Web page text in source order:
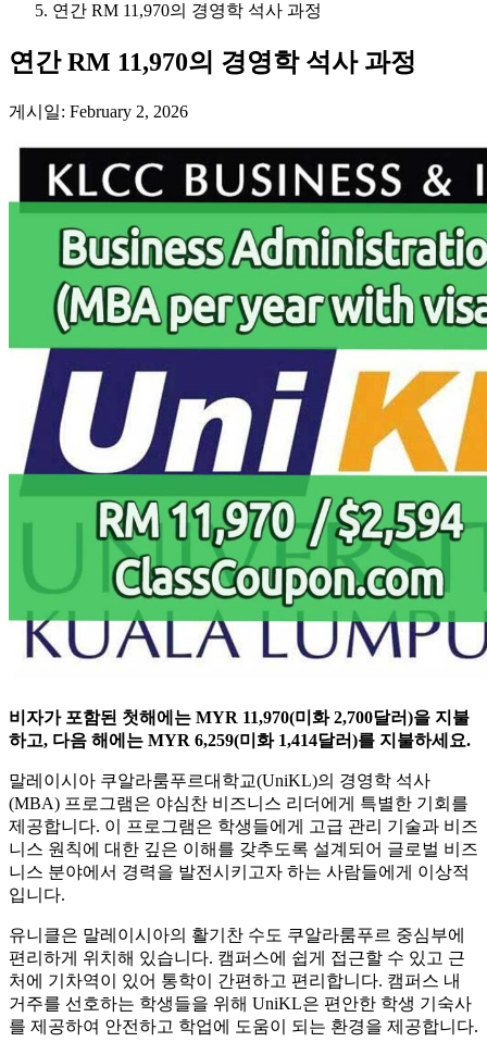
연간 RM 11,970의 경영학 석사 과정
연간 RM 11,970의 경영학 석사 과정
게시일: February 2, 2026
비자가 포함된 첫해에는 MYR 11,970(미화 2,700달러)을 지불
하고, 다음 해에는 MYR 6,259(미화 1,414달러)를 지불하세요.
말레이시아 쿠알라룸푸르대학교(UniKL)의 경영학 석사
(MBA) 프로그램은 야심찬 비즈니스 리더에게 특별한 기회를
제공합니다. 이 프로그램은 학생들에게 고급 관리 기술과 비즈
니스 원칙에 대한 깊은 이해를 갖추도록 설계되어 글로벌 비즈
니스 분야에서 경력을 발전시키고자 하는 사람들에게 이상적
입니다.
유니클은 말레이시아의 활기찬 수도 쿠알라룸푸르 중심부에
편리하게 위치해 있습니다. 캠퍼스에 쉽게 접근할 수 있고 근
처에 기차역이 있어 통학이 간편하고 편리합니다. 캠퍼스 내
거주를 선호하는 학생들을 위해 UniKL은 편안한 학생 기숙사
를 제공하여 안전하고 학업에 도움이 되는 환경을 제공합니다.